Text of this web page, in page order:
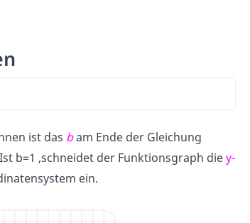
ist das bam Ende der Gleichung
b=1 ,schneidet der Funktionsgraph diey-
ein.